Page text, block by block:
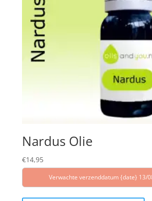
Nardus Olie
€14,95
Verwachte verzenddatum {date} 13/